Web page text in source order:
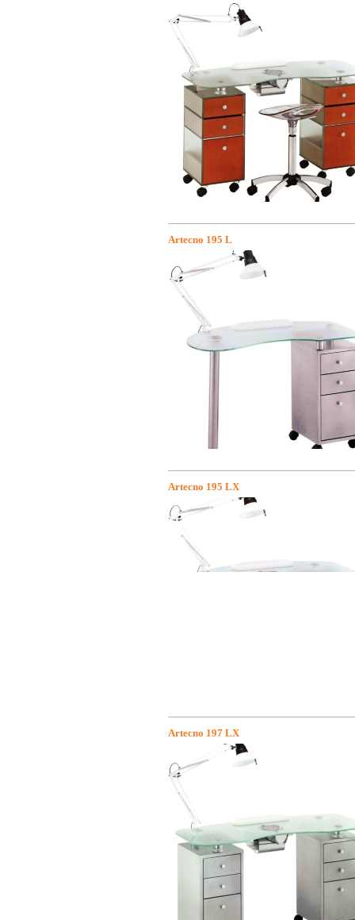
Artecno 195 L
Artecno 195 LX
Artecno 197 LX